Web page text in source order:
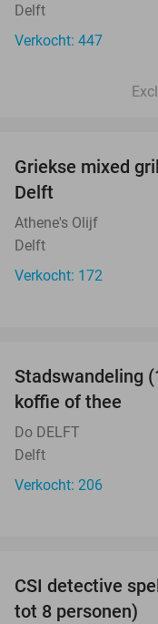
Delft
Verkocht: 447
Griekse mixed
Delft
Athene's Olijf
Delft
Verkocht: 172
Stadswandeling
koffie of thee
Do DELFT
Delft
Verkocht: 206
CSI detective
tot 8 personen)